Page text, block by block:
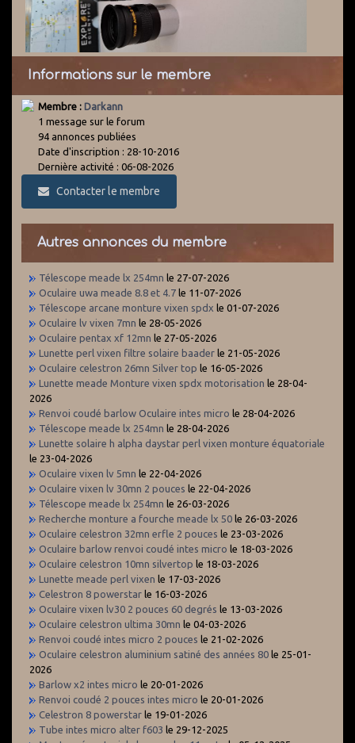
Informations sur le membre
Membre : Darkann
1 message sur le forum
94 annonces publiées
Date d'inscription : 28-10-2016
Dernière activité : 06-08-2026
Contacter le membre
Autres annonces du membre
Télescope meade lx 254mn le 27-07-2026
Oculaire uwa meade 8.8 et 4.7 le 11-07-2026
Télescope arcane monture vixen spdx le 01-07-2026
Oculaire lv vixen 7mn le 28-05-2026
Oculaire pentax xf 12mn le 27-05-2026
Lunette perl vixen filtre solaire baader le 21-05-2026
Oculaire celestron 26mn Silver top le 16-05-2026
Lunette meade Monture vixen spdx motorisation le 28-04-
2026
Renvoi coudé barlow Oculaire intes micro le 28-04-2026
Télescope meade lx 254mn le 28-04-2026
Lunette solaire h alpha daystar perl vixen monture équatoriale
le 23-04-2026
Oculaire vixen lv 5mn le 22-04-2026
Oculaire vixen lv 30mn 2 pouces le 22-04-2026
Télescope meade lx 254mn le 26-03-2026
Recherche monture a fourche meade lx 50 le 26-03-2026
Oculaire celestron 32mn erfle 2 pouces le 23-03-2026
Oculaire barlow renvoi coudé intes micro le 18-03-2026
Oculaire celestron 10mn silvertop le 18-03-2026
Lunette meade perl vixen le 17-03-2026
Celestron 8 powerstar le 16-03-2026
Oculaire vixen lv30 2 pouces 60 degrés le 13-03-2026
Oculaire celestron ultima 30mn le 04-03-2026
Renvoi coudé intes micro 2 pouces le 21-02-2026
Oculaire celestron aluminium satiné des années 80 le 25-01-
2026
Barlow x2 intes micro le 20-01-2026
Renvoi coudé 2 pouces intes micro le 20-01-2026
Celestron 8 powerstar le 19-01-2026
Tube intes micro alter f603 le 29-12-2025